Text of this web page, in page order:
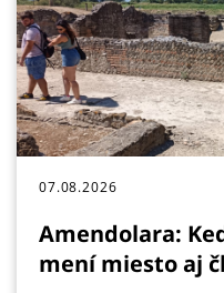
07.08.2026
Amendolara:
mení miesto aj